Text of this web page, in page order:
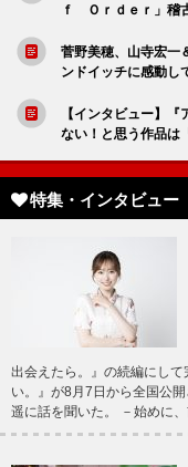
ｆ Ｏｒｄｅｒ」稽
菅野美穂、山寺宏
ンドイッチに感動し
【インタビュー】
ない！と思う作品は
特集・インタビュー
出会えたら。』の続編にし
い。』が8月7日から全国公
遥に話を聞いた。 －始めに